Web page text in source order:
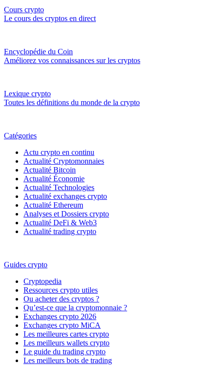
Cours crypto
Le cours des cryptos en direct
Encyclopédie du Coin
Améliorez vos connaissances sur les cryptos
Lexique crypto
Toutes les définitions du monde de la crypto
Catégories
Actu crypto en continu
Actualité Cryptomonnaies
Actualité Bitcoin
Actualité Économie
Actualité Technologies
Actualité exchanges crypto
Actualité Ethereum
Analyses et Dossiers crypto
Actualité DeFi & Web3
Actualité trading crypto
Guides crypto
Cryptopedia
Ressources crypto utiles
Ou acheter des cryptos ?
Qu’est-ce que la cryptomonnaie ?
Exchanges crypto 2026
Exchanges crypto MiCA
Les meilleures cartes crypto
Les meilleurs wallets crypto
Le guide du trading crypto
Les meilleurs bots de trading